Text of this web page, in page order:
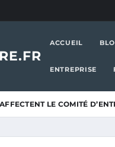
ACCUEIL
ENTREPRISE
LE COMITÉ